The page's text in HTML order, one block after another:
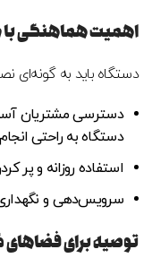
اهمیت هماهنگی
دستگاه باید به گونه‌ای
دسترسی مشتریان
دستگاه به راحتی
استفاده روزانه و پر
سرویس‌دهی و
توصیه برای